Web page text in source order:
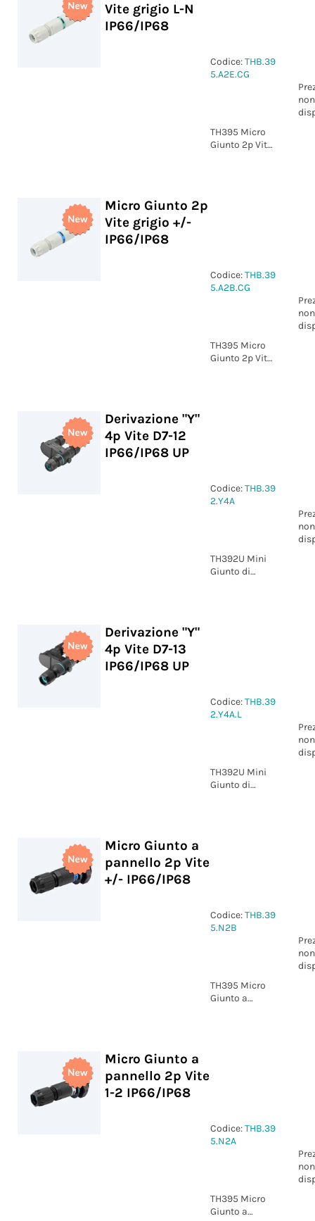
Vite grigio L-N
IP66/IP68
Codice:THB.39
5.A2E.CG
non
TH395 Micro
Giunto 2p Vite
Micro Giunto 2p
Vite grigio +/-
IP66/IP68
Codice:THB.39
5.A2B.CG
non
TH395 Micro
Giunto 2p Vite
Derivazione "Y"
4p Vite D7-12
IP66/IP68 UP
Codice:THB.39
2.Y4A
non
TH392U Mini
Giunto di
Derivazione "Y"
4p Vite D7-13
IP66/IP68 UP
Codice:THB.39
2.Y4A.L
non
TH392U Mini
Giunto di
Micro Giunto a
pannello 2p Vite
+/- IP66/IP68
Codice:THB.39
5.N2B
non
TH395 Micro
Giunto a
Micro Giunto a
pannello 2p Vite
1-2 IP66/IP68
Codice:THB.39
5.N2A
non
TH395 Micro
Giunto a